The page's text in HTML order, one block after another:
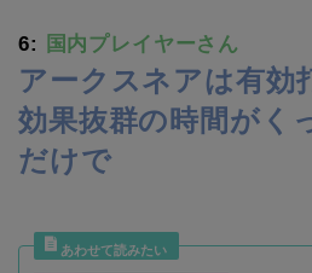
6: 国内プレイヤーさん
アークスネアは有効
効果抜群の時間がく
だけで